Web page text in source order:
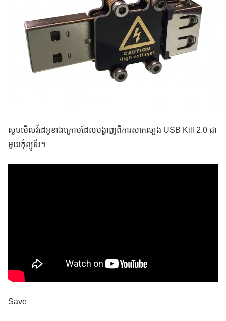
សូមមើលវីដេអូខាងក្រោមដែលបង្ហាញពីការសាកល្បង USB Kill 2.0 ជា
មួយកុំព្យូទ័រ។
Save